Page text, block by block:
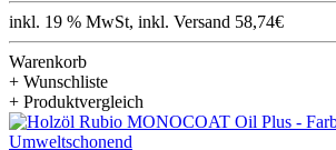
inkl. 19 % MwSt, inkl. Versand 58,74€
Warenkorb
+ Wunschliste
+ Produktvergleich